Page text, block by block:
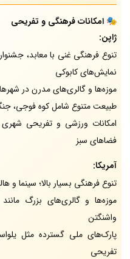
🎭 امکانات فرهنگی و تفریحی
ژاپن:
تنوع فرهنگی غنی با معابد،
نمایش‌های کابوکی
موزه‌ها و گالری‌های مدرن در
طبیعت متنوع شامل کوه فوجی،
امکانات ورزشی و تفریحی شهری
فضاهای سبز
آمریکا:
تنوع فرهنگی بسیار بالا؛ سینما و
موزه‌ها و گالری‌های بزرگ
واشنگتن
پارک‌های ملی گسترده مثل
تفریحی